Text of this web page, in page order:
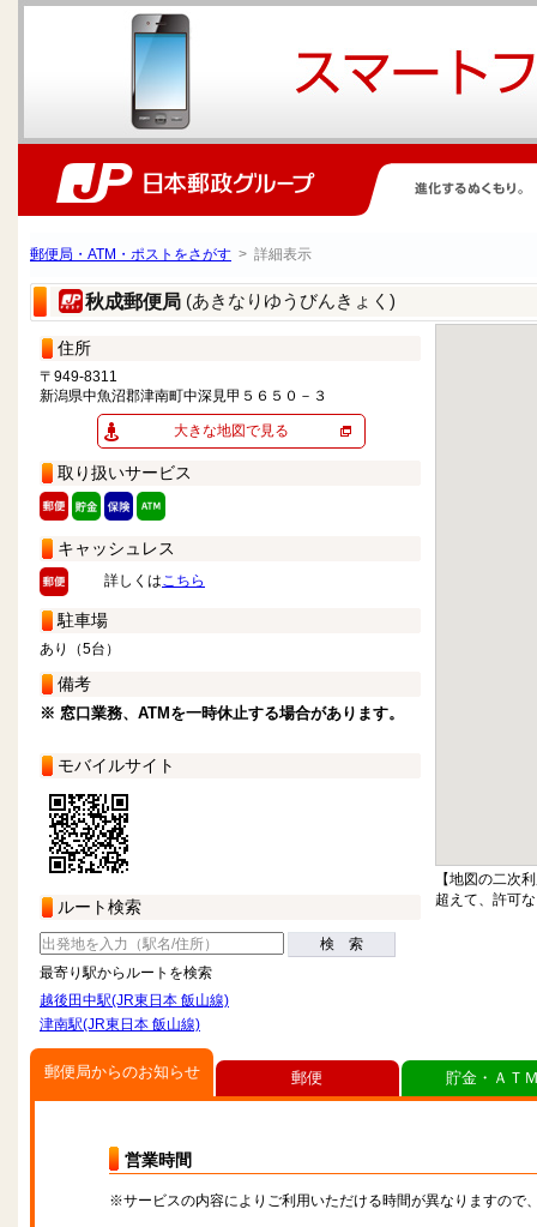
郵便局・ATM・ポストをさがす > 詳細表示
秋成郵便局 (あきなりゆうびんきょく)
住所
〒949-8311
新潟県中魚沼郡津南町中深見甲５６５０－３
大きな地図で見る
取り扱いサービス
キャッシュレス
詳しくはこちら
駐車場
あり（5台）
備考
※ 窓口業務、ATMを一時休止する場合があります。
モバイルサイト
ルート検索
検 索
最寄り駅からルートを検索
越後田中駅(JR東日本 飯山線)
津南駅(JR東日本 飯山線)
【地図の二次
超えて、許可
郵便局からのお知らせ
営業時間
※サービスの内容によりご利用いただける時間が異なりますので
郵便 貯金・ＡＴ